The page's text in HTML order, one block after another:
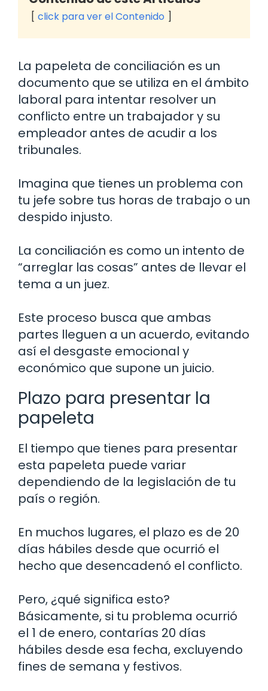
click para ver el Contenido
La papeleta de conciliación es un
documento que se utiliza en el ámbito
laboral para intentar resolver un
conflicto entre un trabajador y su
empleador antes de acudir a los
tribunales.
Imagina que tienes un problema con
tu jefe sobre tus horas de trabajo o un
despido injusto.
La conciliación es como un intento de
“arreglar las cosas” antes de llevar el
tema a un juez.
Este proceso busca que ambas
partes lleguen a un acuerdo, evitando
así el desgaste emocional y
económico que supone un juicio.
Plazo para presentar la
papeleta
El tiempo que tienes para presentar
esta papeleta puede variar
dependiendo de la legislación de tu
país o región.
En muchos lugares, el plazo es de 20
días hábiles desde que ocurrió el
hecho que desencadenó el conflicto.
Pero, ¿qué significa esto?
Básicamente, si tu problema ocurrió
el 1 de enero, contarías 20 días
hábiles desde esa fecha, excluyendo
fines de semana y festivos.